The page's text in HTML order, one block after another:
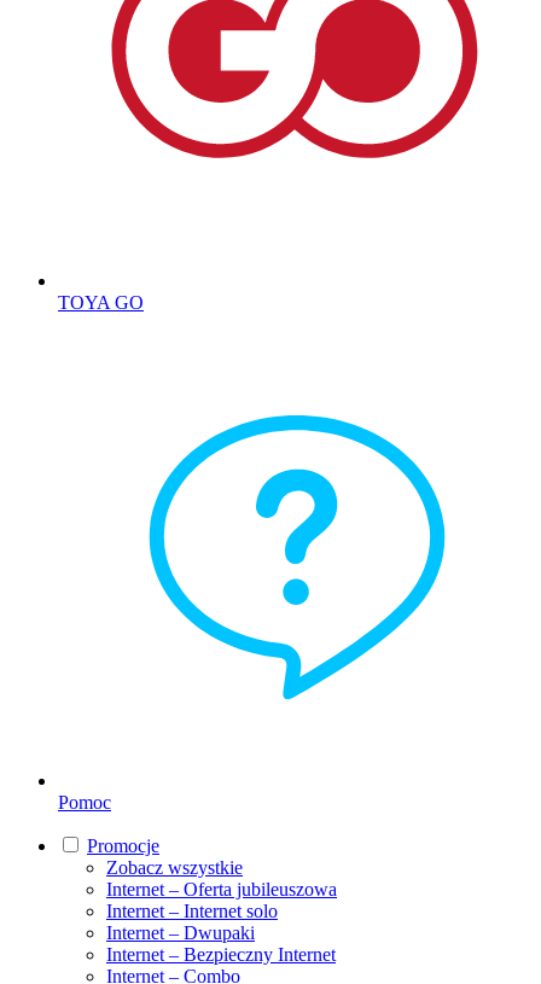
TOYA GO
Pomoc
Promocje
Zobacz wszystkie
Internet – Oferta jubileuszowa
Internet – Internet solo
Internet – Dwupaki
Internet – Bezpieczny Internet
Internet – Combo